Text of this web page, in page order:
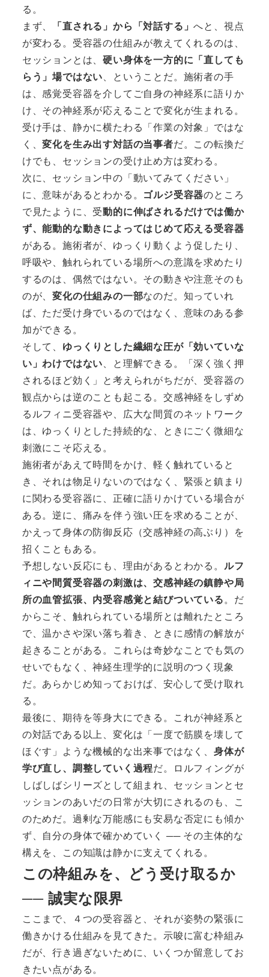
る。
まず、
「直される」から「対話する」へと、視点
が変わる。受容器の仕組みが教えてくれるのは、
セッションとは、硬い身体を一方的に「直しても
らう」場ではない、ということだ。施術者の手
は、感覚受容器を介してご自身の神経系に語りか
け、その神経系が応えることで変化が生まれる。
受け手は、静かに横たわる「作業の対象」ではな
く、変化を生み出す対話の当事者だ。この転換だ
けでも、セッションの受け止め方は変わる。
次に、セッション中の「動いてみてください」
に、意味があるとわかる。 ゴルジ受容器のところ
で見たように、受動的に伸ばされるだけでは働か
ず、能動的な動きによってはじめて応える受容器
がある。施術者が、ゆっくり動くよう促したり、
呼吸や、触れられている場所への意識を求めたり
するのは、偶然ではない。その動きや注意そのも
のが、変化の仕組みの一部なのだ。知っていれ
ば、ただ受け身でいるのではなく、意味のある参
加ができる。
そして、 ゆっくりとした繊細な圧が「効いていな
い」わけではない、と理解できる。「深く強く押
されるほど効く」と考えられがちだが、受容器の
観点からは逆のことも起こる。交感神経をしずめ
るルフィニ受容器や、広大な間質のネットワーク
は、ゆっくりとした持続的な、ときにごく微細な
刺激にこそ応える。
施術者があえて時間をかけ、軽く触れていると
き、それは物足りないのではなく、緊張と鎮まり
に関わる受容器に、正確に語りかけている場合が
ある。逆に、痛みを伴う強い圧を求めることが、
かえって身体の防御反応（交感神経の高ぶり）を
招くこともある。
予想しない反応にも、理由があるとわかる。 ルフ
ィニや間質受容器の刺激は、交感神経の鎮静や局
所の血管拡張、内受容感覚と結びついている。だ
からこそ、触れられている場所とは離れたところ
で、温かさや深い落ち着き、ときに感情の解放が
起きることがある。これらは奇妙なことでも気の
せいでもなく、神経生理学的に説明のつく現象
だ。あらかじめ知っておけば、安心して受け取れ
る。
最後に、期待を等身大にできる。これが神経系と
の対話である以上、変化は「一度で筋膜を壊して
ほぐす」ような機械的な出来事ではなく、 身体が
学び直し、調整していく過程だ。ロルフィングが
しばしばシリーズとして組まれ、セッションとセ
ッションのあいだの日常が大切にされるのも、こ
のためだ。過剰な万能感にも安易な否定にも傾か
ず、自分の身体で確かめていく ── その主体的な
構えを、この知識は静かに支えてくれる。
この枠組みを、どう受け取るか
── 誠実な限界
ここまで、４つの受容器と、それが姿勢の緊張に
働きかける仕組みを見てきた。示唆に富む枠組み
だが、行き過ぎないために、いくつか留意してお
きたい点がある。